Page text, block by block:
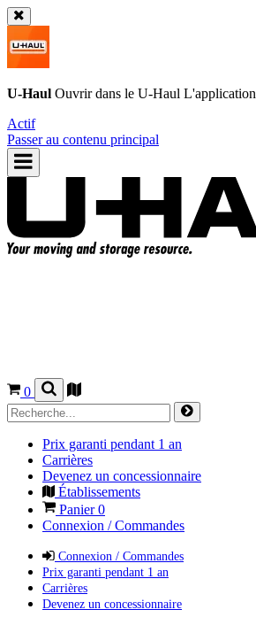
U-Haul Ouvrir dans le U-Haul L'application
Actif
Passer au contenu principal
0
Prix garanti pendant 1 an
Carrières
Devenez un concessionnaire
Établissements
Panier0
Connexion / Commandes
Connexion / Commandes
Prix garanti pendant 1 an
Carrières
Devenez un concessionnaire